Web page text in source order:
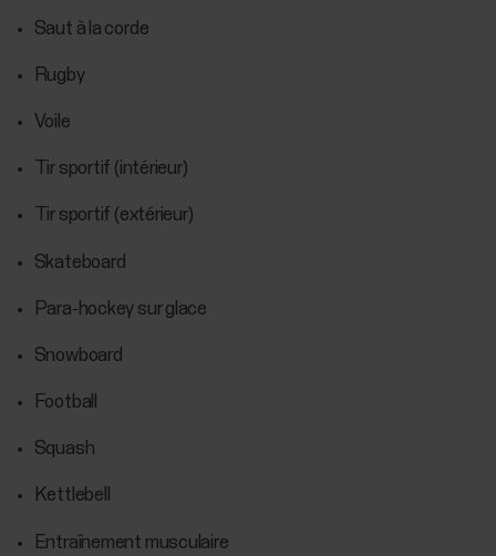
Saut à la corde
Rugby
Voile
Tir sportif (intérieur)
Tir sportif (extérieur)
Skateboard
Para-hockey sur glace
Snowboard
Football
Squash
Kettlebell
Entraînement musculaire